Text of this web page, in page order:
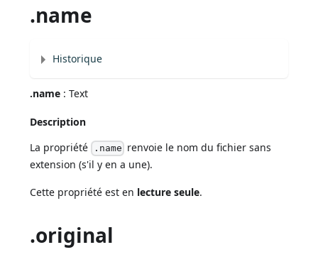
.name
Historique
.name : Text
Description
La propriété .name renvoie le nom du fichier sans
extension (s'il y en a une).
Cette propriété est en lecture seule.
.original